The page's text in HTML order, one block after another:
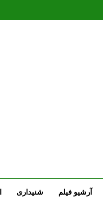
آرشیو فیلم شنیداری